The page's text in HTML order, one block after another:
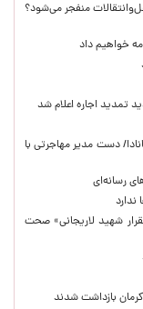
منفجر می‌شود؟
خواهیم داد
تمدید اجاره اعلام شد
دست مدیر مهاجرتی با
رسانه‌ای
شهید لاریجانی» صحت